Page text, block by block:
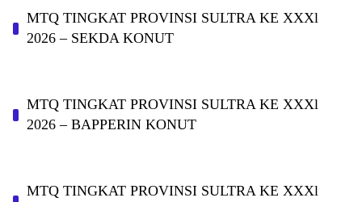
MTQ TINGKAT PROVINSI SULTRA KE XXXl
2026 – SEKDA KONUT
MTQ TINGKAT PROVINSI SULTRA KE XXXl
2026 – BAPPERIN KONUT
MTQ TINGKAT PROVINSI SULTRA KE XXXl